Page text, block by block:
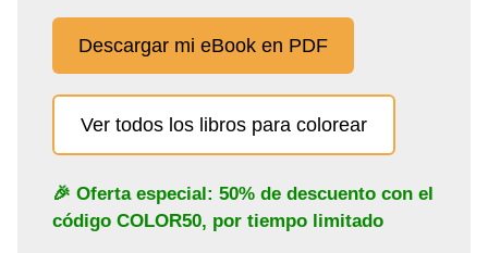
Descargar mi eBook en PDF
Ver todos los libros para colorear
🎉 Oferta especial: 50% de descuento con el
código COLOR50, por tiempo limitado